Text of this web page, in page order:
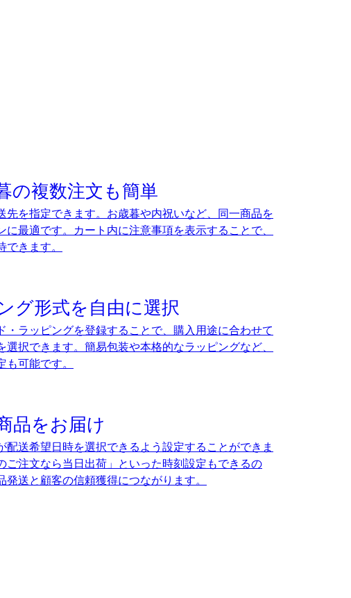
の複数注文も簡単
先を指定できます。お歳暮や内祝いなど、同一商品を
に最適です。カート内に注意事項を表示することで、
きます。
グ形式を自由に選択
・ラッピングを登録することで、購入用途に合わせて
選択できます。簡易包装や本格的なラッピングなど、
可能です。
品をお届け
配送希望日時を選択できるよう設定することができま
注文なら当日出荷」といった時刻設定もできるの
発送と顧客の信頼獲得につながります。